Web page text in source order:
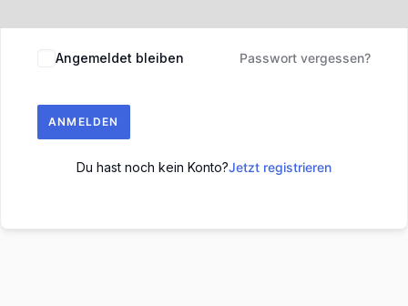
Angemeldet bleiben Passwort vergessen?
ANMELDEN
Du hast noch kein Konto?Jetzt registrieren